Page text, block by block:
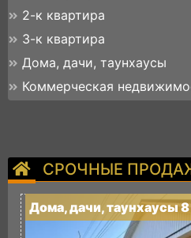
2-к квартира
3-к квартира
Дома, дачи, таунхаусы
Коммерческая
СРОЧНЫЕ
Дома, дачи, таунхаусы